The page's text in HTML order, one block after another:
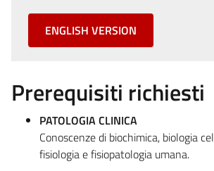
ENGLISH VERSION
Prerequisiti richiesti
PATOLOGIA CLINICA
Conoscenze di biochimica, biologia
fisiologia e fisiopatologia umana.